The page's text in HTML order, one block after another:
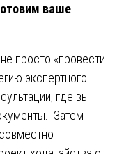
ваше
просто «провести
экспертного
где вы
Затем